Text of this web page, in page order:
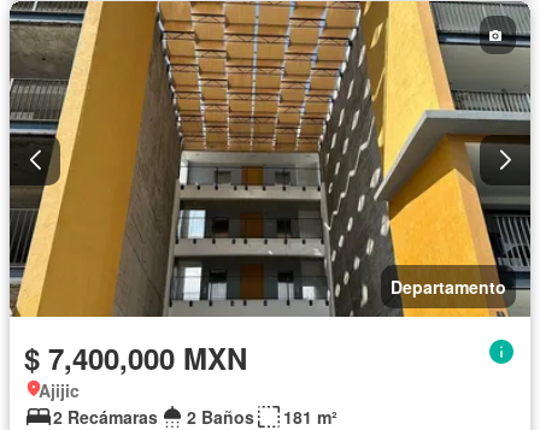
Departamento
$ 7,400,000 MXN
Ajijic
2 Recámaras
2 Baños
181 m²